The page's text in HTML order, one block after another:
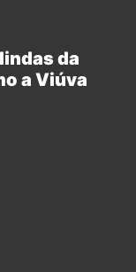
da
a Viúva